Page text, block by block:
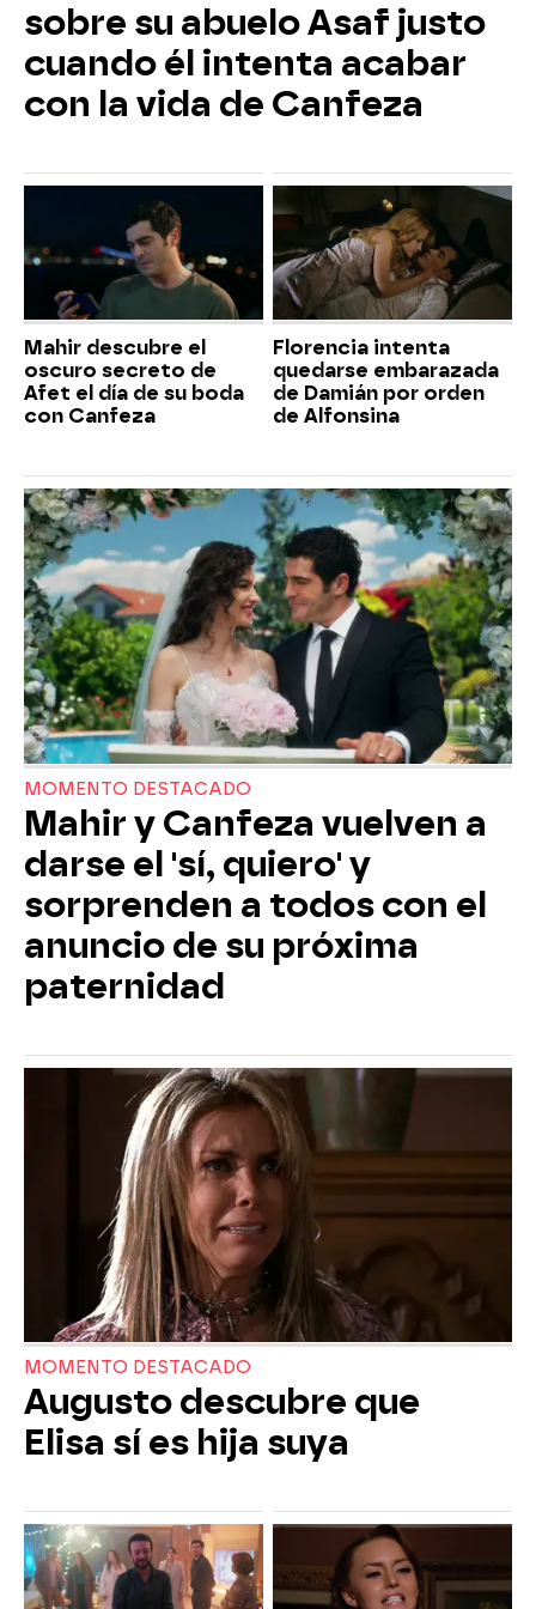
sobre su abuelo Asaf justo
cuando él intenta acabar
con la vida de Canfeza
Mahir descubre el
oscuro secreto de
Afet el día de su boda
con Canfeza
Florencia intenta
quedarse embarazada
de Damián por orden
de Alfonsina
MOMENTO DESTACADO
Mahir y Canfeza vuelven a
darse el 'sí, quiero' y
sorprenden a todos con el
anuncio de su próxima
paternidad
MOMENTO DESTACADO
Augusto descubre que
Elisa sí es hija suya